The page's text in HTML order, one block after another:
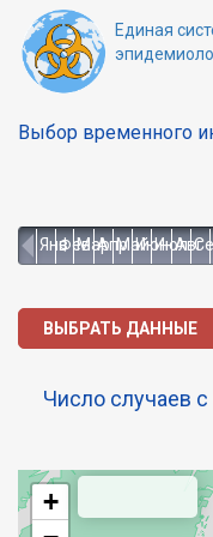
Единая
Выбор временного
ЯнвФевМарАпрМайИюнИюлАвг
Число случаев
+